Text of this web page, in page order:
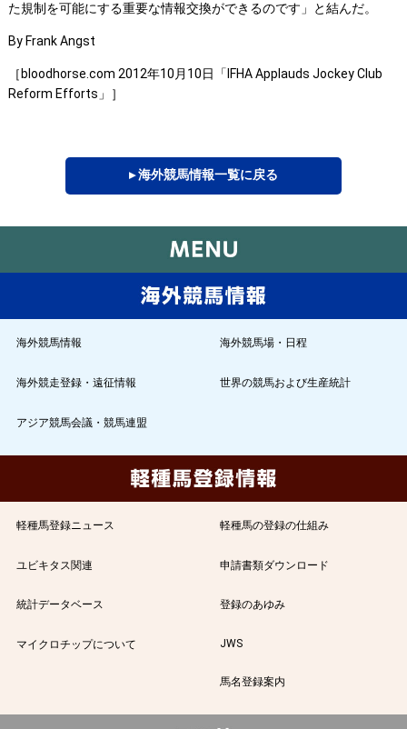
た規制を可能にする重要な情報交換ができるのです」と結んだ。
By Frank Angst
［bloodhorse.com 2012年10月10日「IFHA Applauds Jockey Club
Reform Efforts」］
▸ 海外競馬情報一覧に戻る
海外競馬情報 海外競馬場・日程
海外競走登録・遠征情報 世界の競馬および生産統計
アジア競馬会議・競馬連盟
軽種馬登録ニュース 軽種馬の登録の仕組み
ユビキタス関連 申請書類ダウンロード
統計データベース 登録のあゆみ
マイクロチップについて JWS
馬名登録案内